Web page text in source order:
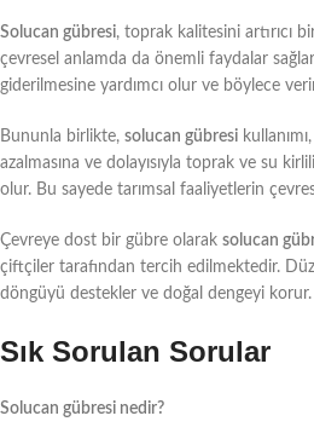
Solucan gübresi, toprak kalitesini artırıcı
çevresel anlamda da önemli faydalar
giderilmesine yardımcı olur ve böylece
Bununla birlikte, solucan gübresi
azalmasına ve dolayısıyla toprak ve su
olur. Bu sayede tarımsal faaliyetlerin
Çevreye dost bir gübre olarak solucan
çiftçiler tarafından tercih edilmektedir.
döngüyü destekler ve doğal dengeyi korur.
Sık Sorulan Sorular
Solucan gübresi nedir?